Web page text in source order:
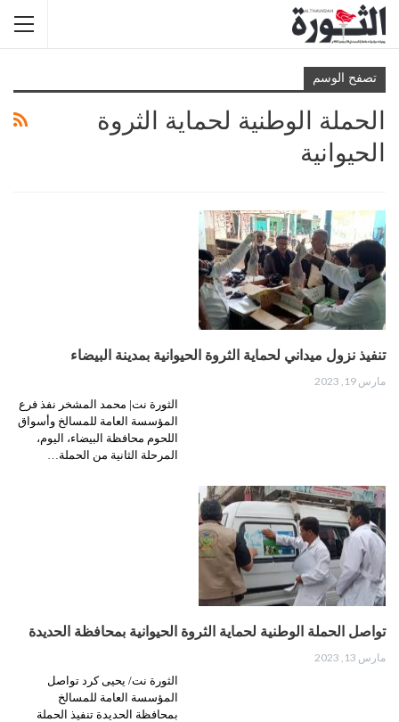
تصفح الوسم
الحملة الوطنية لحماية الثروة
الحيوانية
تنفيذ نزول ميداني لحماية الثروة الحيوانية بمدينة البيضاء
مارس 19, 2023
الثورة نت| محمد المشخر نفذ فرع
المؤسسة العامة للمسالخ وأسواق
اللحوم محافظة البيضاء، اليوم،
المرحلة الثانية من الحملة…
تواصل الحملة الوطنية لحماية الثروة الحيوانية بمحافظة الحديدة
مارس 13, 2023
الثورة نت/ يحيى كرد تواصل
المؤسسة العامة للمسالخ
بمحافظة الحديدة تنفيذ الحملة